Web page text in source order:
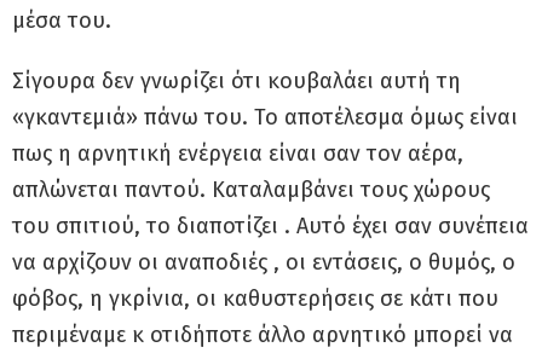
μέσα του.
Σίγουρα δεν γνωρίζει ότι κουβαλάει αυτή τη
«γκαντεμιά» πάνω του. Το αποτέλεσμα όμως είναι
πως η αρνητική ενέργεια είναι σαν τον αέρα,
απλώνεται παντού. Καταλαμβάνει τους χώρους
του σπιτιού, το διαποτίζει . Αυτό έχει σαν συνέπεια
να αρχίζουν οι αναποδιές , οι εντάσεις, ο θυμός, ο
φόβος, η γκρίνια, οι καθυστερήσεις σε κάτι που
περιμέναμε κ οτιδήποτε άλλο αρνητικό μπορεί να